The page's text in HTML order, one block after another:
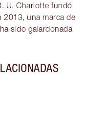
U. Charlotte fundó
2013, una marca de
sido galardonada